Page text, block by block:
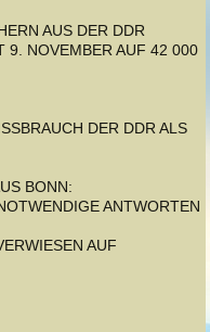
AUS DER DDR
9. NOVEMBER AUF 42 000
DER DDR ALS
BONN:
ANTWORTEN
AUF